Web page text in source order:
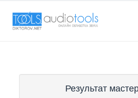
Результат